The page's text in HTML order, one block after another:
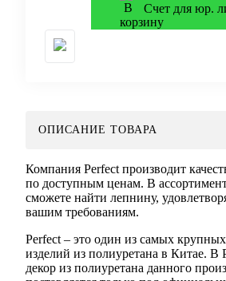
Счет для юр.
ОПИСАНИЕ ТОВАРА
Компания Perfect производит
по доступным ценам. В
сможете найти лепнину,
вашим требованиям.
Perfect – это один из самых
изделий из полиуретана в Китае. В
декор из полиуретана данного